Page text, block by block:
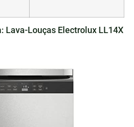
Lava-Louças Electrolux LL14X